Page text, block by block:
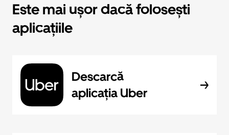
Este mai ușor dacă folosești
aplicațiile
Descarcă
aplicația Uber